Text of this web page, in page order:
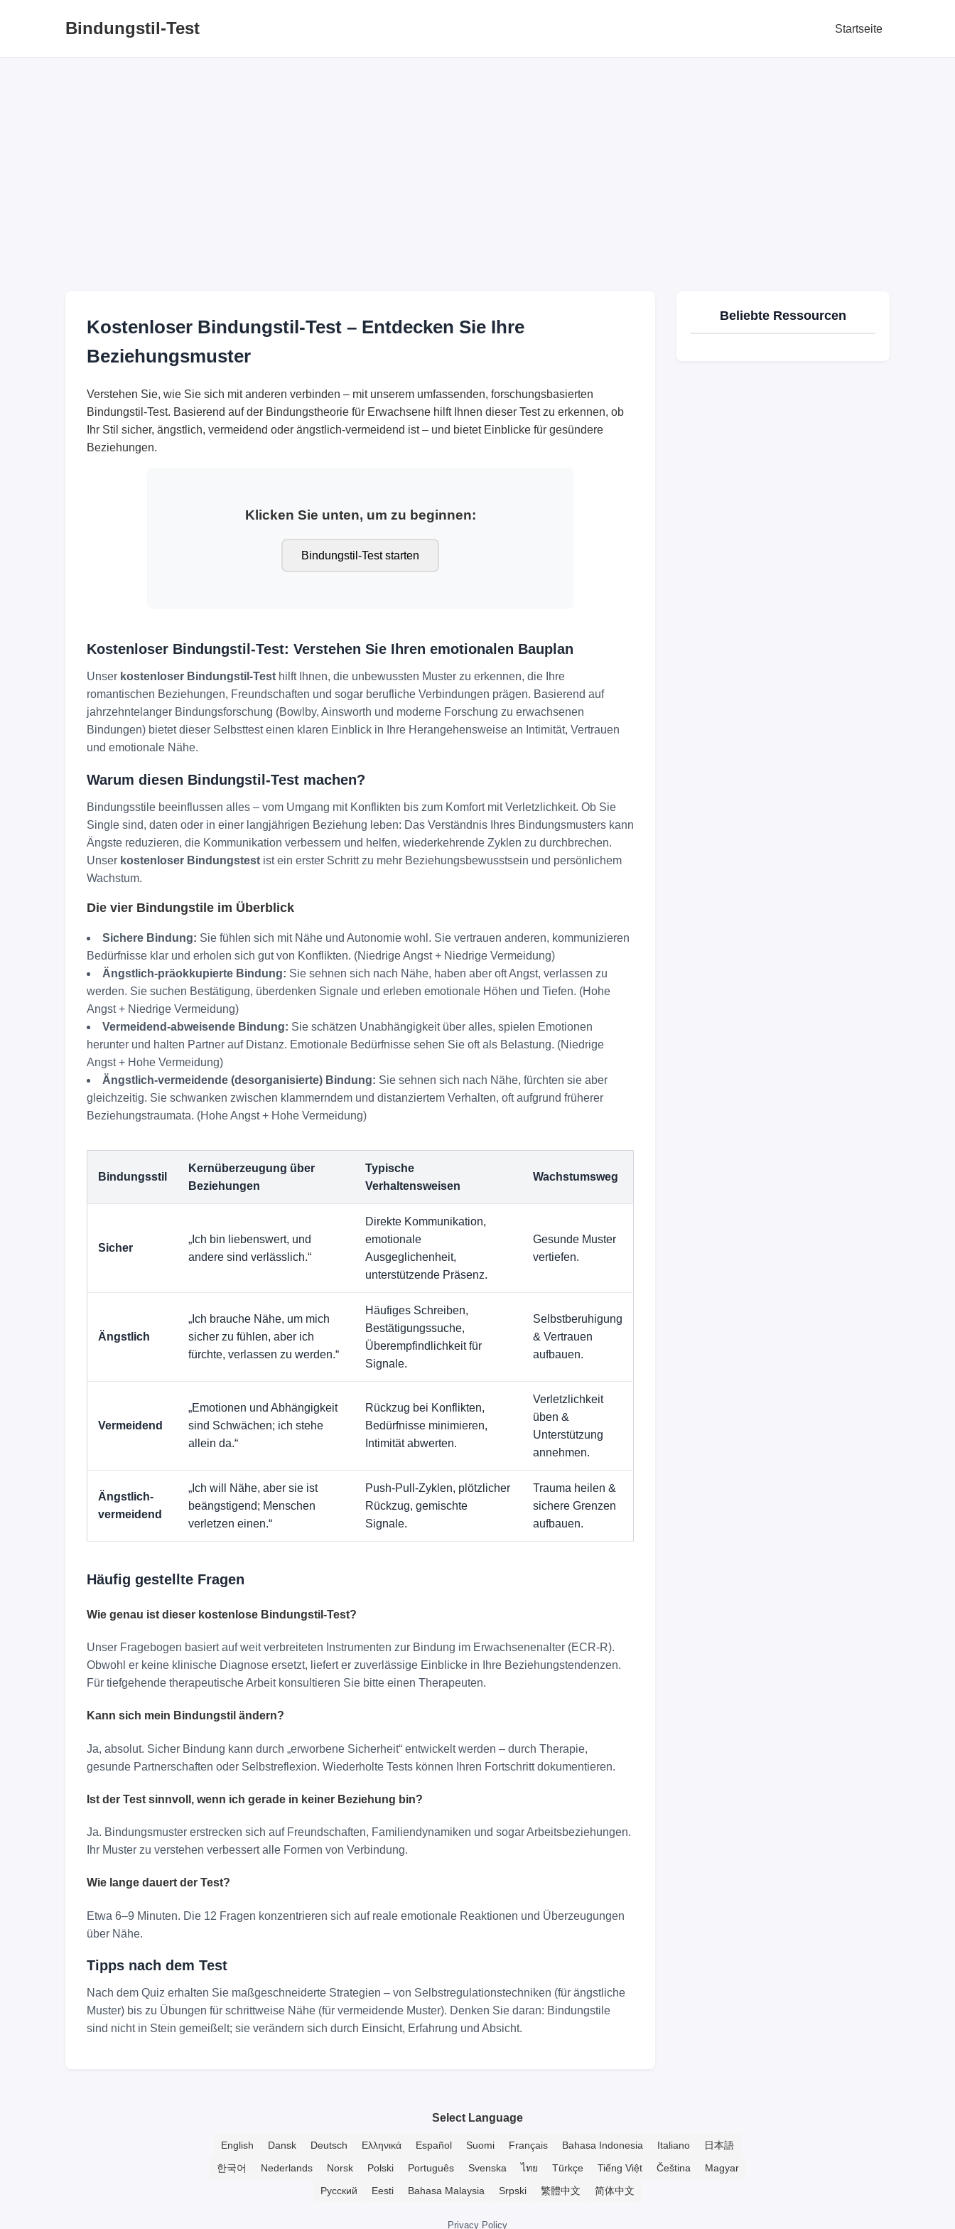
Bindungstil-Test Startseite
Kostenloser Bindungstil-Test – Entdecken Sie Ihre
Beziehungsmuster
Verstehen Sie, wie Sie sich mit anderen verbinden – mit unserem umfassenden, forschungsbasierten
Bindungstil-Test. Basierend auf der Bindungstheorie für Erwachsene hilft Ihnen dieser Test zu erkennen, ob
Ihr Stil sicher, ängstlich, vermeidend oder ängstlich-vermeidend ist – und bietet Einblicke für gesündere
Beziehungen.
Klicken Sie unten, um zu beginnen:
Bindungstil-Test starten
Kostenloser Bindungstil-Test: Verstehen Sie Ihren emotionalen Bauplan
Unser kostenloser Bindungstil-Test hilft Ihnen, die unbewussten Muster zu erkennen, die Ihre
romantischen Beziehungen, Freundschaften und sogar berufliche Verbindungen prägen. Basierend auf
jahrzehntelanger Bindungsforschung (Bowlby, Ainsworth und moderne Forschung zu erwachsenen
Bindungen) bietet dieser Selbsttest einen klaren Einblick in Ihre Herangehensweise an Intimität, Vertrauen
und emotionale Nähe.
Warum diesen Bindungstil-Test machen?
Bindungsstile beeinflussen alles – vom Umgang mit Konflikten bis zum Komfort mit Verletzlichkeit. Ob Sie
Single sind, daten oder in einer langjährigen Beziehung leben: Das Verständnis Ihres Bindungsmusters kann
Ängste reduzieren, die Kommunikation verbessern und helfen, wiederkehrende Zyklen zu durchbrechen.
Unser kostenloser Bindungstest ist ein erster Schritt zu mehr Beziehungsbewusstsein und persönlichem
Wachstum.
Die vier Bindungstile im Überblick
Sichere Bindung: Sie fühlen sich mit Nähe und Autonomie wohl. Sie vertrauen anderen, kommunizieren
Bedürfnisse klar und erholen sich gut von Konflikten. (Niedrige Angst + Niedrige Vermeidung)
Ängstlich-präokkupierte Bindung: Sie sehnen sich nach Nähe, haben aber oft Angst, verlassen zu
werden. Sie suchen Bestätigung, überdenken Signale und erleben emotionale Höhen und Tiefen. (Hohe
Angst + Niedrige Vermeidung)
Vermeidend-abweisende Bindung: Sie schätzen Unabhängigkeit über alles, spielen Emotionen
herunter und halten Partner auf Distanz. Emotionale Bedürfnisse sehen Sie oft als Belastung. (Niedrige
Angst + Hohe Vermeidung)
Ängstlich-vermeidende (desorganisierte) Bindung: Sie sehnen sich nach Nähe, fürchten sie aber
gleichzeitig. Sie schwanken zwischen klammerndem und distanziertem Verhalten, oft aufgrund früherer
Beziehungstraumata. (Hohe Angst + Hohe Vermeidung)
Bindungsstil
Kernüberzeugung über
Beziehungen
Typische
Verhaltensweisen
Wachstumsweg
Sicher
„Ich bin liebenswert, und
andere sind verlässlich.“
Direkte Kommunikation,
emotionale
Ausgeglichenheit,
unterstützende Präsenz.
Gesunde Muster
vertiefen.
Ängstlich
„Ich brauche Nähe, um mich
sicher zu fühlen, aber ich
fürchte, verlassen zu werden.“
Häufiges Schreiben,
Bestätigungssuche,
Überempfindlichkeit für
Signale.
Selbstberuhigung
& Vertrauen
aufbauen.
Vermeidend
„Emotionen und Abhängigkeit
sind Schwächen; ich stehe
allein da.“
Rückzug bei Konflikten,
Bedürfnisse minimieren,
Intimität abwerten.
Verletzlichkeit
üben &
Unterstützung
annehmen.
Ängstlich-
vermeidend
„Ich will Nähe, aber sie ist
beängstigend; Menschen
verletzen einen.“
Push-Pull-Zyklen, plötzlicher
Rückzug, gemischte
Signale.
Trauma heilen &
sichere Grenzen
aufbauen.
Häufig gestellte Fragen
Wie genau ist dieser kostenlose Bindungstil-Test?
Unser Fragebogen basiert auf weit verbreiteten Instrumenten zur Bindung im Erwachsenenalter (ECR-R).
Obwohl er keine klinische Diagnose ersetzt, liefert er zuverlässige Einblicke in Ihre Beziehungstendenzen.
Für tiefgehende therapeutische Arbeit konsultieren Sie bitte einen Therapeuten.
Kann sich mein Bindungstil ändern?
Ja, absolut. Sicher Bindung kann durch „erworbene Sicherheit“ entwickelt werden – durch Therapie,
gesunde Partnerschaften oder Selbstreflexion. Wiederholte Tests können Ihren Fortschritt dokumentieren.
Ist der Test sinnvoll, wenn ich gerade in keiner Beziehung bin?
Ja. Bindungsmuster erstrecken sich auf Freundschaften, Familiendynamiken und sogar Arbeitsbeziehungen.
Ihr Muster zu verstehen verbessert alle Formen von Verbindung.
Wie lange dauert der Test?
Etwa 6–9 Minuten. Die 12 Fragen konzentrieren sich auf reale emotionale Reaktionen und Überzeugungen
über Nähe.
Tipps nach dem Test
Nach dem Quiz erhalten Sie maßgeschneiderte Strategien – von Selbstregulationstechniken (für ängstliche
Muster) bis zu Übungen für schrittweise Nähe (für vermeidende Muster). Denken Sie daran: Bindungstile
sind nicht in Stein gemeißelt; sie verändern sich durch Einsicht, Erfahrung und Absicht.
Beliebte Ressourcen
Select Language
English Dansk Deutsch Ελληνικά Español Suomi Français Bahasa Indonesia Italiano
日本語
한국어
Nederlands Norsk Polski Português Svenska ไทย Türkçe Tiếng Việt Čeština
Magyar
Русский
Eesti Bahasa Malaysia Srpski 繁體中文 简体中文
Privacy Policy